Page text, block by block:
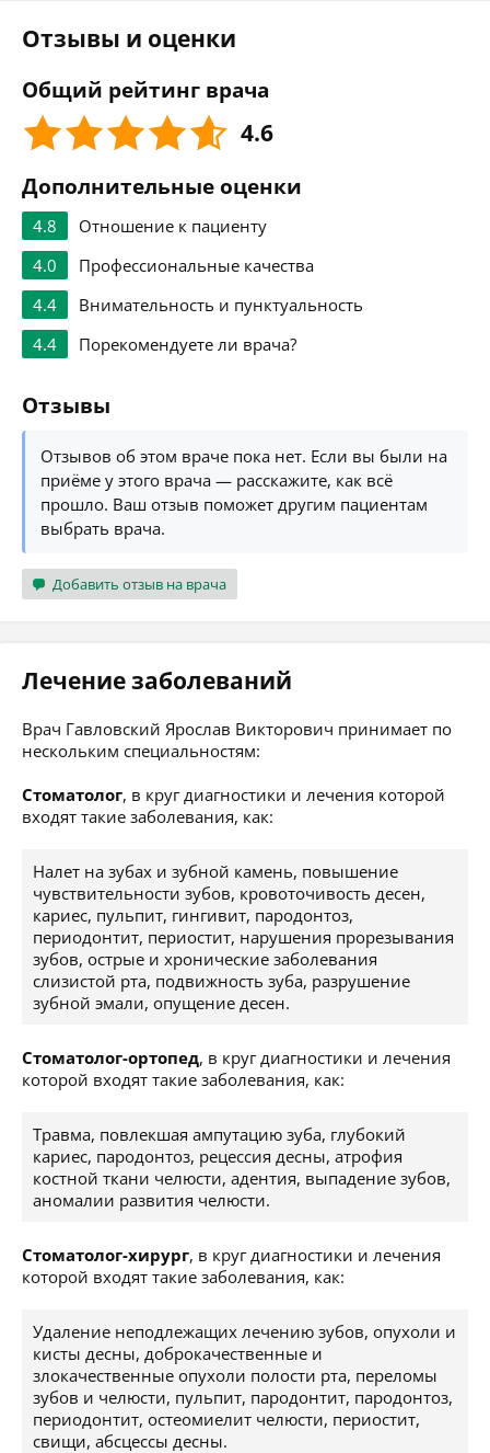
Отзывы и оценки
Общий рейтинг врача
4.6
Дополнительные оценки
4.8
Отношение к пациенту
4.0
Профессиональные качества
4.4
Внимательность и пунктуальность
4.4
Порекомендуете ли врача?
Отзывы
Отзывов об этом враче пока нет. Если вы были на
приёме у этого врача — расскажите, как всё
прошло. Ваш отзыв поможет другим пациентам
выбрать врача.
Добавить отзыв на врача
Лечение заболеваний
Врач Гавловский Ярослав Викторович принимает по
нескольким специальностям:
Стоматолог, в круг диагностики и лечения которой
входят такие заболевания, как:
Налет на зубах и зубной камень, повышение
чувствительности зубов, кровоточивость десен,
кариес, пульпит, гингивит, пародонтоз,
периодонтит, периостит, нарушения прорезывания
зубов, острые и хронические заболевания
слизистой рта, подвижность зуба, разрушение
зубной эмали, опущение десен.
Стоматолог-ортопед, в круг диагностики и лечения
которой входят такие заболевания, как:
Травма, повлекшая ампутацию зуба, глубокий
кариес, пародонтоз, рецессия десны, атрофия
костной ткани челюсти, адентия, выпадение зубов,
аномалии развития челюсти.
Стоматолог-хирург, в круг диагностики и лечения
которой входят такие заболевания, как:
Удаление неподлежащих лечению зубов, опухоли и
кисты десны, доброкачественные и
злокачественные опухоли полости рта, переломы
зубов и челюсти, пульпит, пародонтит, пародонтоз,
периодонтит, остеомиелит челюсти, периостит,
свищи, абсцессы десны.